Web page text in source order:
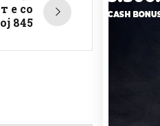
е со
845